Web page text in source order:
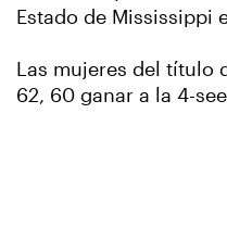
Estado de Mississippi
Las mujeres del título
62, 60 ganar a la 4-